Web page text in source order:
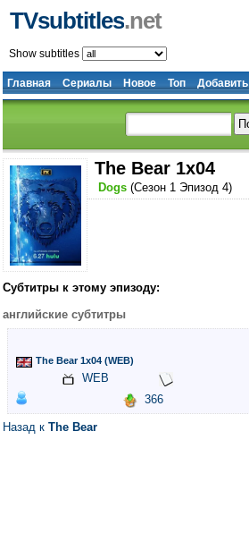
TVsubtitles.net
Главная Сериалы Новое Топ Добавить
Show subtitles
The Bear 1x04
Dogs (Сезон 1 Эпизод 4)
Субтитры к этому эпизоду:
английские субтитры
The Bear 1x04 (WEB)
WEB
366
Назад к The Bear